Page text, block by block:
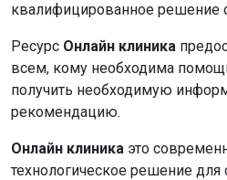
квалифицированное решение
Ресурс Онлайн клиника
всем, кому необходима
получить необходимую
рекомендацию.
Онлайн клиника это
технологическое решение для